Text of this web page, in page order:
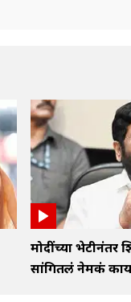
मोदींच्या भेटीनंतर
सांगितलं नेमकं